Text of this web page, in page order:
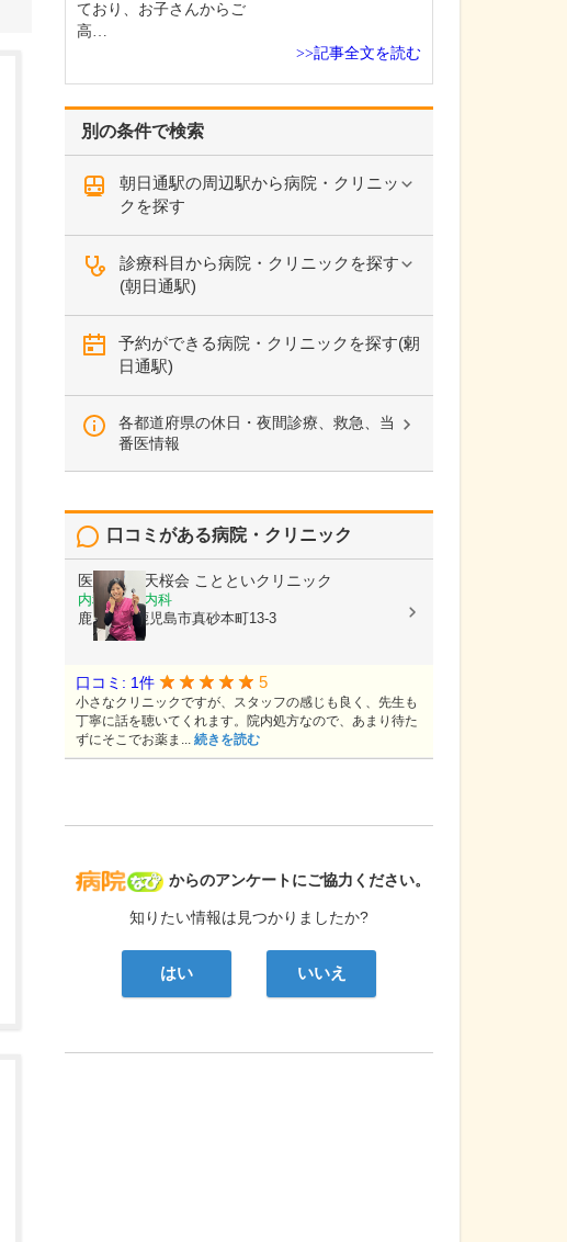
別の条件で検索
朝日通駅の周辺駅から病院・クリニッ
クを探す
診療科目から病院・クリニックを探す
(朝日通駅)
予約ができる病院・クリニックを探す(朝
日通駅)
各都道府県の休日・夜間診療、救急、当
番医情報
病院なび
からのアンケートにご協力ください。
知りたい情報は見つかりましたか?
はい いいえ
口コミがある病院・クリニック
医療法人 天桜会 ことといクリニック
内科, 血液内科
鹿児島県鹿児島市真砂本町13-3
口コミ: 1件 5
小さなクリニックですが、スタッフの感じも良く、先生も
丁寧に話を聴いてくれます。院内処方なので、あまり待た
ずにそこでお薬ま... 続きを読む
ており、お子さんからご
高…
>>記事全文を読む